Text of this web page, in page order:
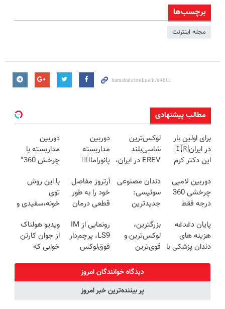
برچسب‌ها
مجله اینترنت
مطالب پیشنهادی
برای اولین بار
در ایران🇮🇷
این دکتر کرم
روزه ساخت!
لوکس‌ترین
شاسی‌بلند
EREV در ایران،
موتور رونمایی
شد!
دوربین
مداربسته
پانوراما👈🏻
360°و سازگار با
اندروید و ios
دوربین
مداربسته با
چرخش 360°
(ضمانت
تعویض +
پرداخت درب
دوربین لامپی
چرخشی 360
درجه فقط
🔥 پرداخت
درب منزل
دندان مصنوعی
سوئیسی:
جدیدترین
سبک و مقاوم |
پرداخت قسطی
آرتروز مفاصل
خود را به طور
قطعی درمان
◗پرسش‌نامه◖
با این روش
توی
خونه،سفیدی و
برگردون
(40%off)
پایان دغدغه
هزینه های
دندان پزشکی با
بزرگترین،
لوکس‌ترین و
قوی‌ترین
EREV در در
ایران رونمایی
رونمایی از IM
LS9، پرچم‌دار
فوق‌لوکس
ایران شد
ویدیو هولناک
از جوان کارتن
خوابی که
دیدگاه خوانندگان امروز
پر بیننده‌ترین خبر امروز